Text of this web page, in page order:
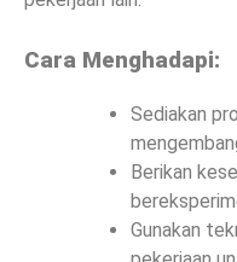
Cara Menghadapi:
Sediakan
Berikan
Gunakan